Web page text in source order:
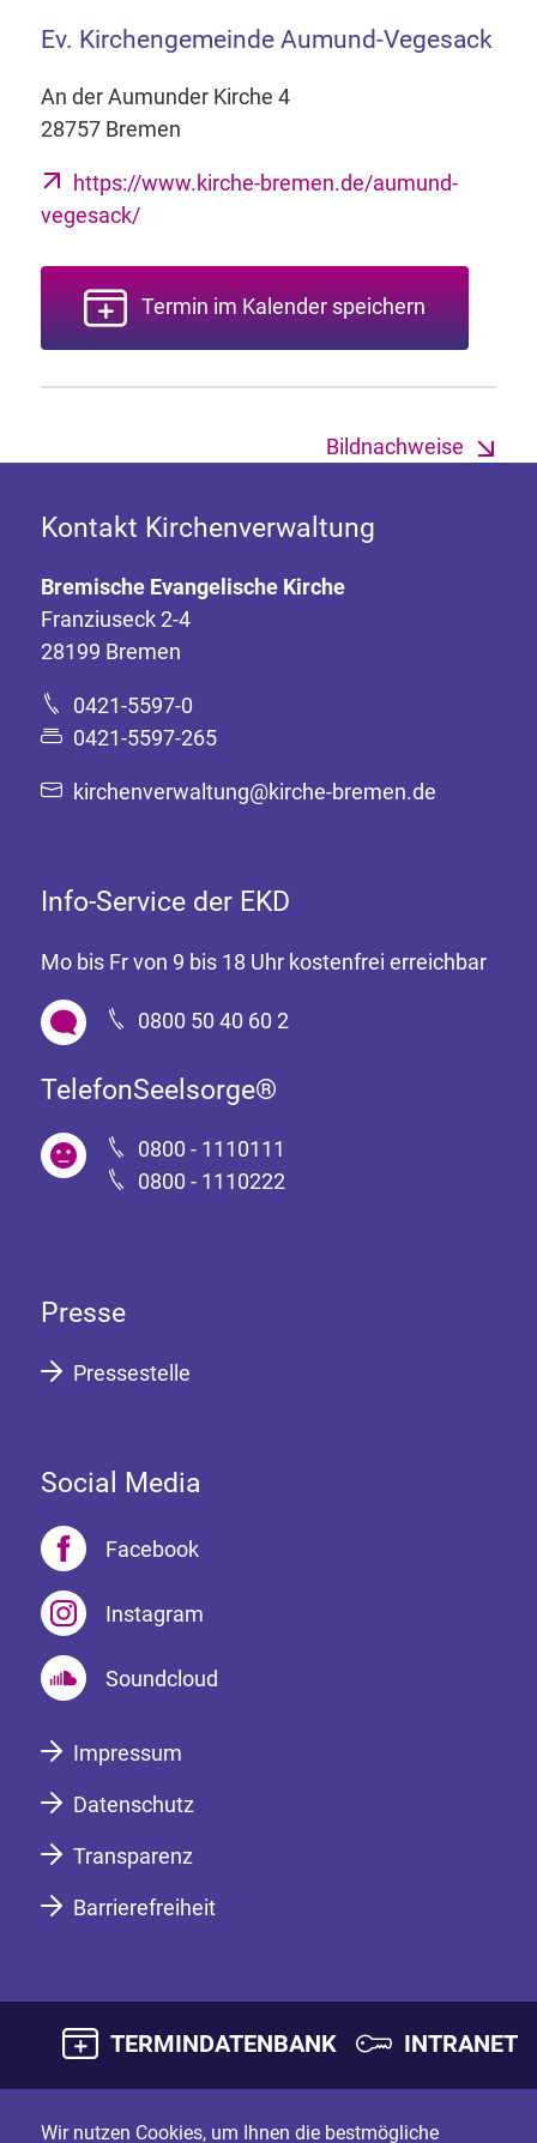
Ev. Kirchengemeinde Aumund-Vegesack
An der Aumunder Kirche 4
28757 Bremen
https://www.kirche-bremen.de/aumund-
vegesack/
Termin im Kalender speichern
Bildnachweise
Kontakt Kirchenverwaltung
Bremische Evangelische Kirche
Franziuseck 2-4
28199 Bremen
0421-5597-0
0421-5597-265
kirchenverwaltung@kirche-bremen.de
Info-Service der EKD
Mo bis Fr von 9 bis 18 Uhr kostenfrei erreichbar
0800 50 40 60 2
TelefonSeelsorge®
0800 - 1110111
0800 - 1110222
Presse
Pressestelle
Social Media
Facebook
Instagram
Soundcloud
Impressum
Datenschutz
Transparenz
Barrierefreiheit
TERMINDATENBANK INTRANET
Wir nutzen Cookies, um Ihnen die bestmögliche